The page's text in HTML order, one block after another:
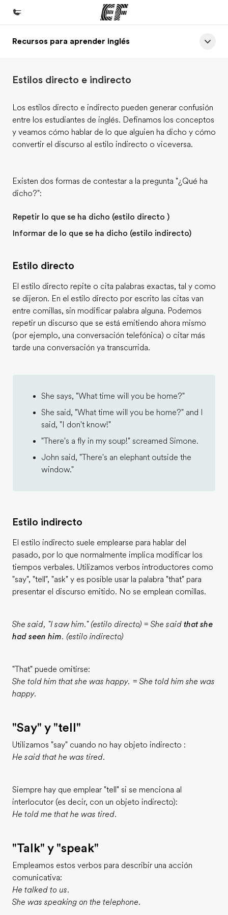
Inicio
Programas
Oficinas
Encuentra una oficina
Quiénes somos
Trabajos
Únete al equipo
Recursos para aprender inglés
Estilos directo e indirecto
Los estilos directo e indirecto pueden generar confusión
entre los estudiantes de inglés. Definamos los conceptos
y veamos cómo hablar de lo que alguien ha dicho y cómo
convertir el discurso al estilo indirecto o viceversa.
Existen dos formas de contestar a la pregunta "¿Qué ha
dicho?":
Repetir lo que se ha dicho (estilo directo )
Informar de lo que se ha dicho (estilo indirecto)
Estilo directo
El estilo directo repite o cita palabras exactas, tal y como
se dijeron. En el estilo directo por escrito las citas van
entre comillas, sin modificar palabra alguna. Podemos
repetir un discurso que se está emitiendo ahora mismo
(por ejemplo, una conversación telefónica) o citar más
tarde una conversación ya transcurrida.
She says, "What time will you be home?"
She said, "What time will you be home?" and I
said, "I don't know!"
"There's a fly in my soup!" screamed Simone.
John said, "There's an elephant outside the
window."
Estilo indirecto
El estilo indirecto suele emplearse para hablar del
pasado, por lo que normalmente implica modificar los
tiempos verbales. Utilizamos verbos introductores como
"say", "tell", "ask" y es posible usar la palabra "that" para
presentar el discurso emitido. No se emplean comillas.
She said, "I saw him." (estilo directo) = She said that she
had seen him. (estilo indirecto)
"That" puede omitirse:
She told him that she was happy. = She told him she was
happy.
"Say" y "tell"
Utilizamos "say" cuando no hay objeto indirecto :
He said that he was tired.
Siempre hay que emplear "tell" si se menciona al
interlocutor (es decir, con un objeto indirecto):
He told me that he was tired.
"Talk" y "speak"
Empleamos estos verbos para describir una acción
comunicativa:
He talked to us.
She was speaking on the telephone.